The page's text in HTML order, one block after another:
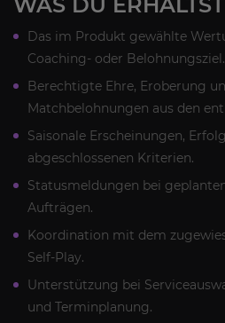
Das im Produkt gewählte
Coaching- oder Belohnungsziel.
Berechtigte Ehre, Eroberung
Matchbelohnungen aus den
Saisonale Erscheinungen,
abgeschlossenen Kriterien.
Statusmeldungen bei
Aufträgen.
Koordination mit dem
Self-Play.
Unterstützung bei
und Terminplanung.